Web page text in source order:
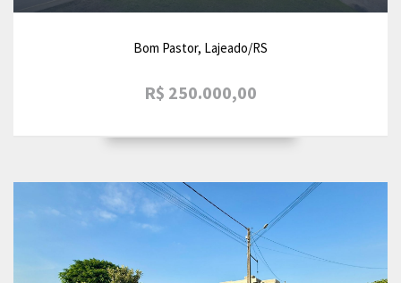
Bom Pastor, Lajeado/RS
R$ 250.000,00